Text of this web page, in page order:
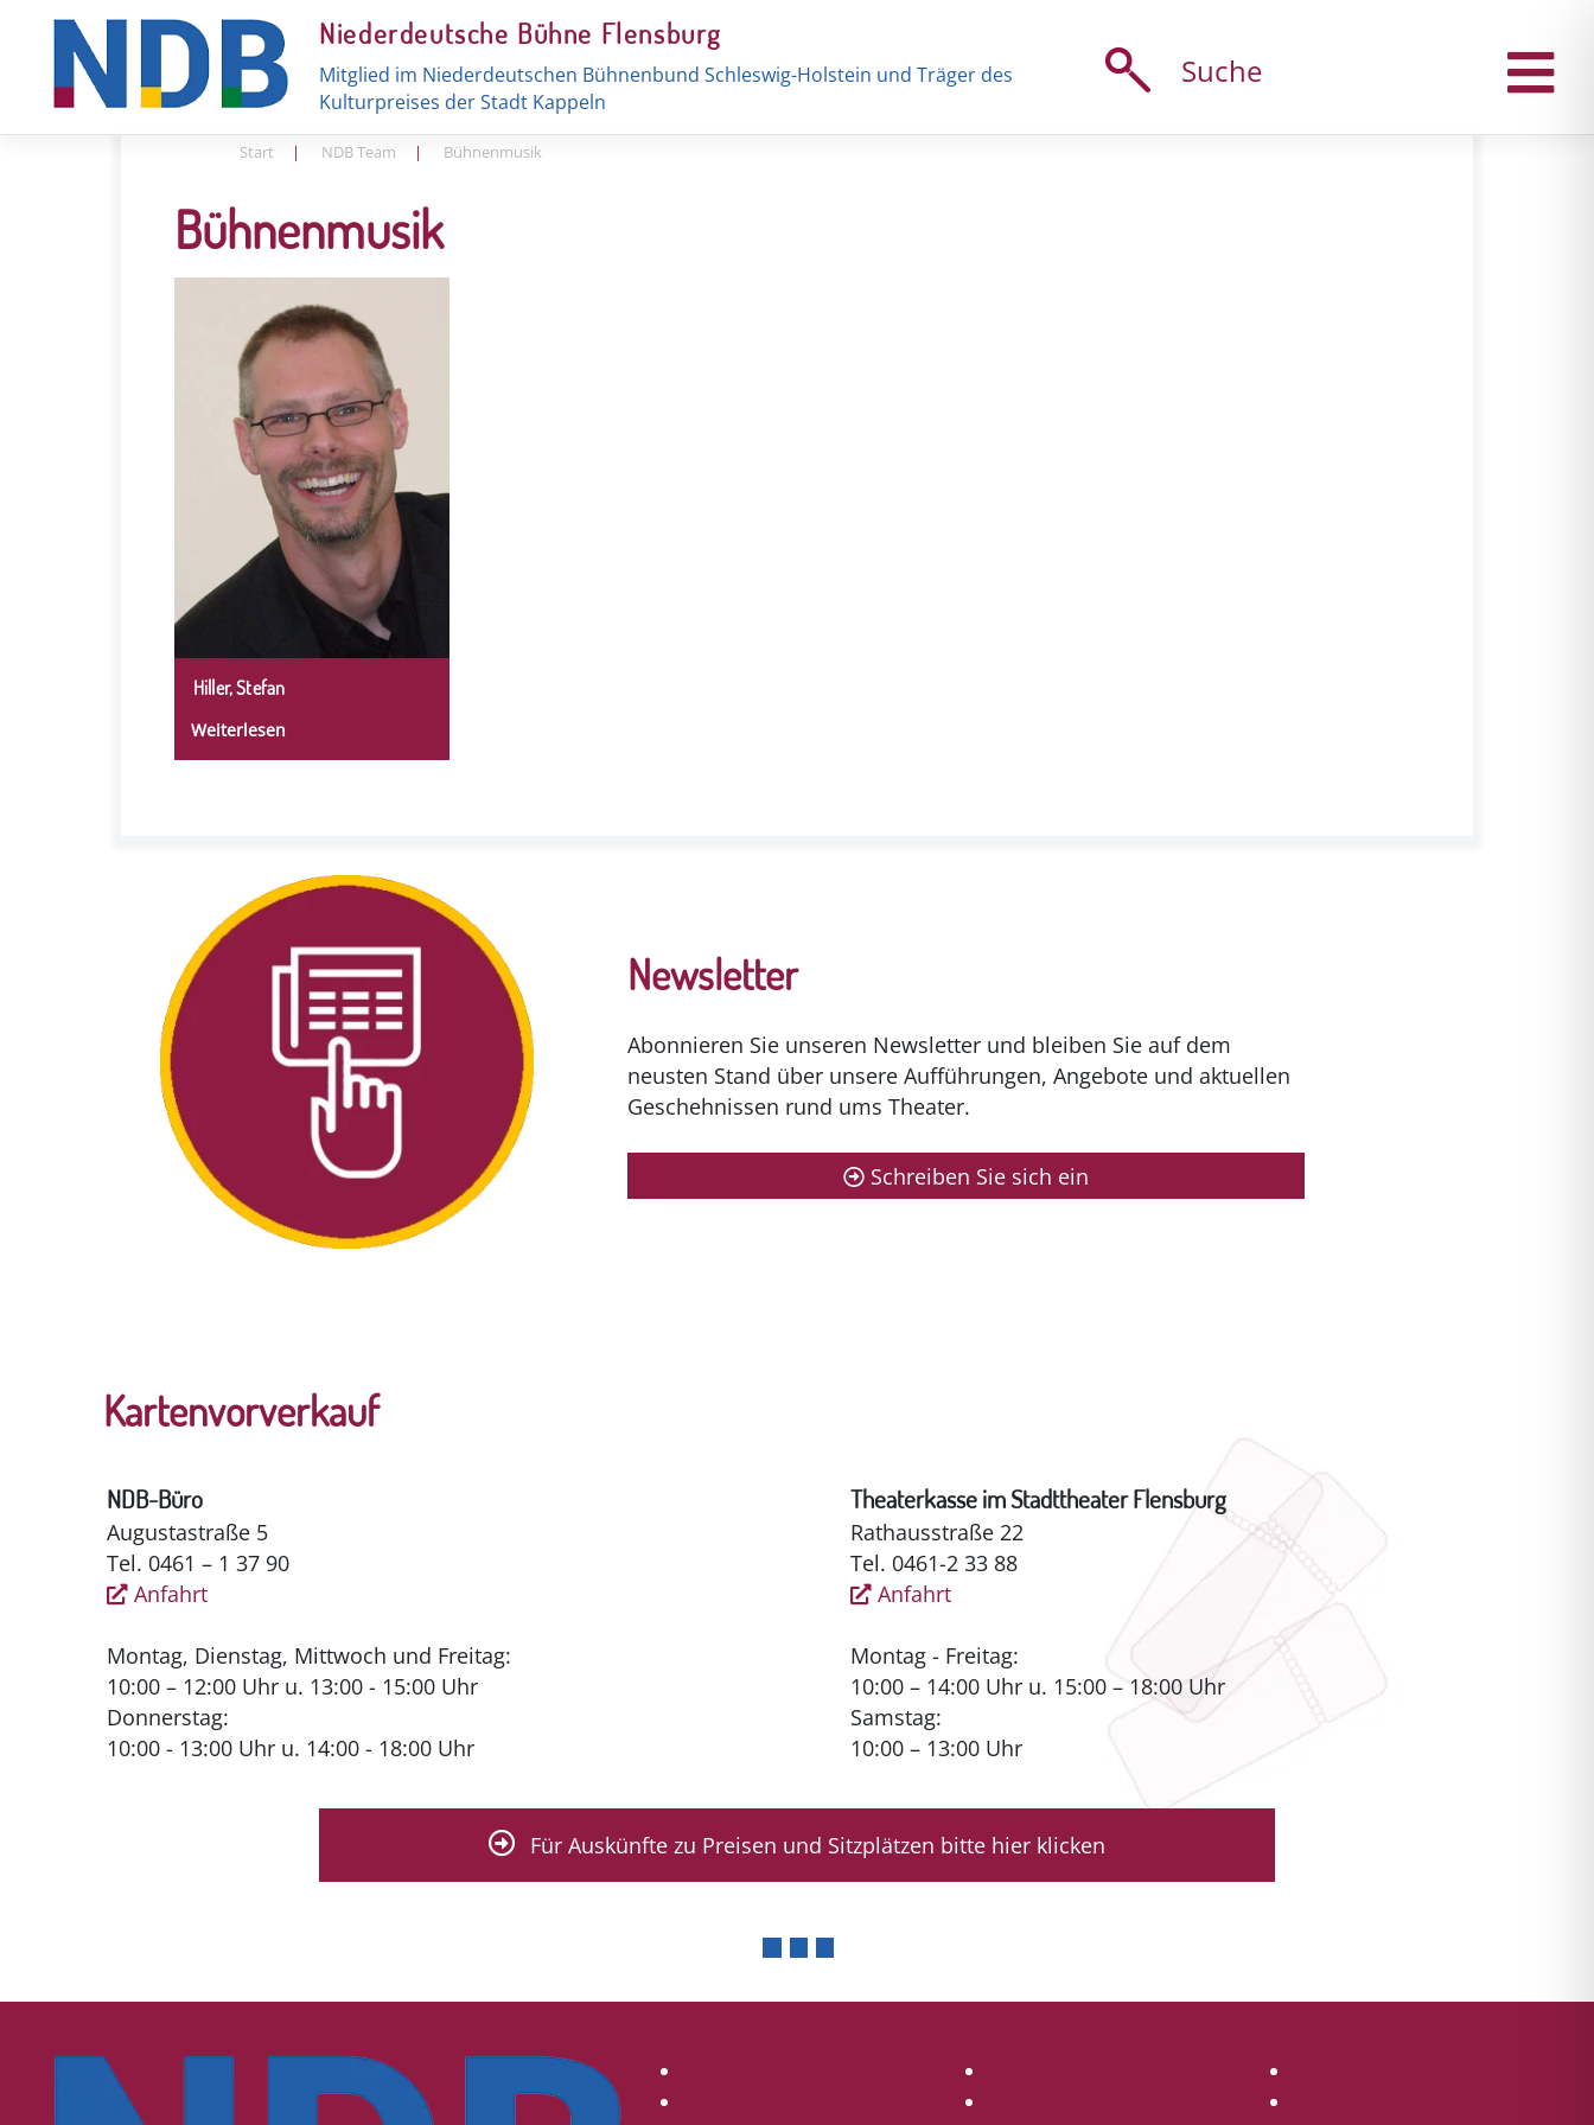
Niederdeutsche Bühne Flensburg
Mitglied im Niederdeutschen Bühnenbund Schleswig-Holstein und Träger des
Kulturpreises der Stadt Kappeln
Suche
Start | NDB Team | Bühnenmusik
Bühnenmusik
Hiller, Stefan
Weiterlesen
Newsletter
Abonnieren Sie unseren Newsletter und bleiben Sie auf dem
neusten Stand über unsere Aufführungen, Angebote und aktuellen
Geschehnissen rund ums Theater.
Schreiben Sie sich ein
Kartenvorverkauf
NDB-Büro
Augustastraße 5
Tel. 0461 – 1 37 90
Anfahrt
Montag, Dienstag, Mittwoch und Freitag:
10:00 – 12:00 Uhr u. 13:00 - 15:00 Uhr
Donnerstag:
10:00 - 13:00 Uhr u. 14:00 - 18:00 Uhr
Theaterkasse im Stadttheater Flensburg
Rathausstraße 22
Tel. 0461-2 33 88
Anfahrt
Montag - Freitag:
10:00 – 14:00 Uhr u. 15:00 – 18:00 Uhr
Samstag:
10:00 – 13:00 Uhr
Für Auskünfte zu Preisen und Sitzplätzen bitte hier klicken